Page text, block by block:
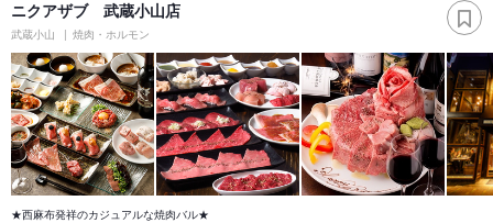
ニクアザブ 武蔵小山店
武蔵小山 焼肉・ホルモン
★西麻布発祥のカジュアルな焼肉バル★